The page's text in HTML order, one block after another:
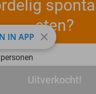
Uitverkocht!
Uitverkocht!
eten?
IN APP close